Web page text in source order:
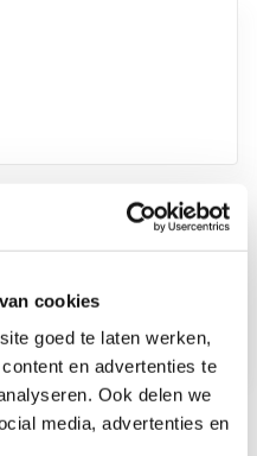
cookies
goed te laten werken,
en advertenties te
Ook delen we
media, advertenties en